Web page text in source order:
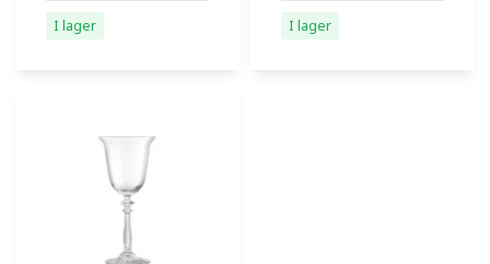
I lager I lager